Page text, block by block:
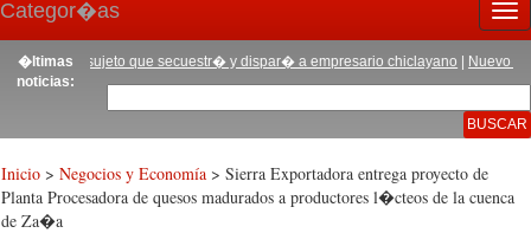
Categor�as
�ltimas
noticias:
a sujeto que secuestr� y dispar� a empresario chiclayano| Nuevo Jefe
Inicio > Negocios y Economía > Sierra Exportadora entrega proyecto de
Planta Procesadora de quesos madurados a productores l�cteos de la cuenca
de Za�a